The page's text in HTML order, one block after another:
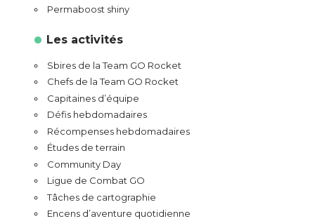
Permaboost shiny
Les activités
Sbires de la Team GO Rocket
Chefs de la Team GO Rocket
Capitaines d’équipe
Défis hebdomadaires
Récompenses hebdomadaires
Études de terrain
Community Day
Ligue de Combat GO
Tâches de cartographie
Encens d’aventure quotidienne